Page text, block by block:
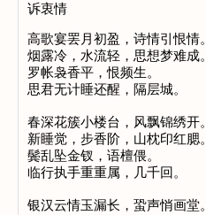
诉衷情
高歌宴罢月初盈，诗情引恨情。
烟露冷，水流轻，思想梦难成。
罗帐袅香平，恨频生。
思君无计睡还醒，隔层城。
春深花簇小楼台，风飘锦绣开。
新睡觉，步香阶，山枕印红腮。
鬓乱坠金钗，语檀偎。
临行执手重重属，几千回。
银汉云情玉漏长，蛩声悄画堂。